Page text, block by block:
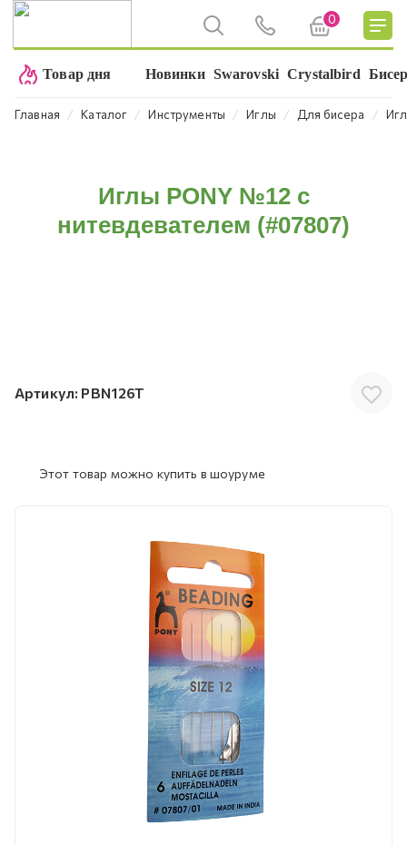
0
Товар дня Новинки Swarovski Crystalbird
Главная ⁄ Каталог ⁄ Инструменты ⁄ Иглы ⁄ Для бисера ⁄
Иглы PONY №12 с
нитевдевателем (#07807)
Артикул: PBN126T
Этот товар можно купить в шоуруме